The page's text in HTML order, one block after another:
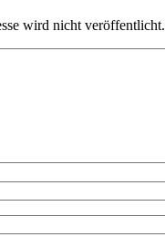
wird nicht veröffentlicht.